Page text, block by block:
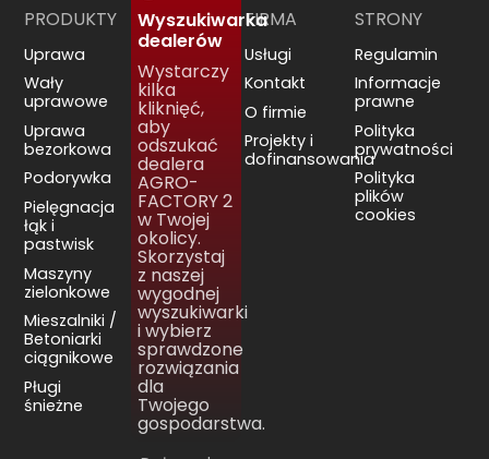
FIRMA
Usługi
Kontakt
O firmie
Projekty i
dofinansowania
STRONY
Regulamin
Informacje
prawne
Polityka
prywatności
Polityka
plików
cookies
PRODUKTY
Uprawa
Wały
uprawowe
Uprawa
bezorkowa
Podorywka
Pielęgnacja
łąk i
pastwisk
Maszyny
zielonkowe
Mieszalniki /
Betoniarki
ciągnikowe
Pługi
śnieżne
Wyszukiwarka
dealerów
Wystarczy
kilka
kliknięć,
aby
odszukać
dealera
AGRO-
FACTORY 2
w Twojej
okolicy.
Skorzystaj
z naszej
wygodnej
wyszukiwarki
i wybierz
sprawdzone
rozwiązania
dla
Twojego
gospodarstwa.